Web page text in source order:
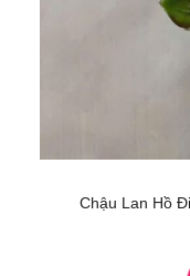
Chậu Lan Hồ